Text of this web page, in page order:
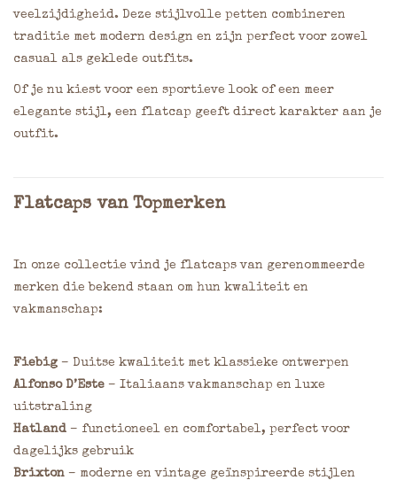
veelzijdigheid. Deze stijlvolle petten combineren
traditie met modern design en zijn perfect voor zowel
casual als geklede outfits.
Of je nu kiest voor een sportieve look of een meer
elegante stijl, een flatcap geeft direct karakter aan je
outfit.
Flatcaps van Topmerken
In onze collectie vind je flatcaps van gerenommeerde
merken die bekend staan om hun kwaliteit en
vakmanschap:
Fiebig – Duitse kwaliteit met klassieke ontwerpen
Alfonso D’Este – Italiaans vakmanschap en luxe
uitstraling
Hatland – functioneel en comfortabel, perfect voor
dagelijks gebruik
Brixton – moderne en vintage geïnspireerde stijlen